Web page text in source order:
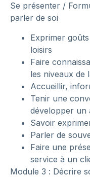
Se présenter /
parler de soi
Exprimer
loisirs
Faire
les niveaux de
Accueillir,
Tenir une
développer un
Savoir
Parler de
Faire une
service à un
Module 3 : Décrire